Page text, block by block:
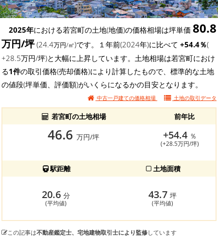
2025年における若宮町の土地(地価)の価格相場は坪単価 80.8
万円/坪(24.4万円/㎡)です。１年前(2024年)に比べて +54.4％(
+28.5万円/坪)と大幅に上昇しています。土地相場は若宮町におけ
る1件の取引価格(売却価格)により計算したもので、標準的な土地
の値段(坪単価、評価額)がいくらになるかの目安となります。
中古一戸建ての価格相場 土地の取引データ
若宮町の土地相場 前年比
46.6 万円/坪 +54.4 ％
(+28.5万円/坪)
駅距離 土地面積
20.6 分
(平均値)
43.7 坪
(平均値)
この記事は不動産鑑定士、宅地建物取引士により監修しています